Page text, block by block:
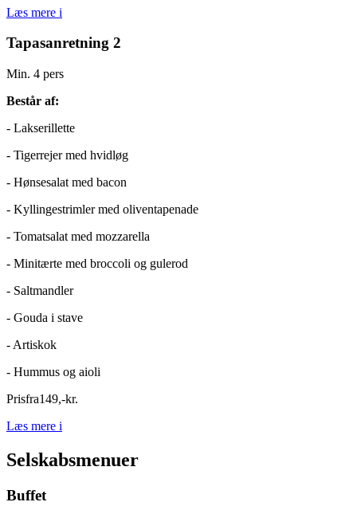
Læs mere i
Tapasanretning 2
Min. 4 pers
Består af:
- Lakserillette
- Tigerrejer med hvidløg
- Hønsesalat med bacon
- Kyllingestrimler med oliventapenade
- Tomatsalat med mozzarella
- Minitærte med broccoli og gulerod
- Saltmandler
- Gouda i stave
- Artiskok
- Hummus og aioli
Prisfra149,-kr.
Læs mere i
Selskabsmenuer
Buffet